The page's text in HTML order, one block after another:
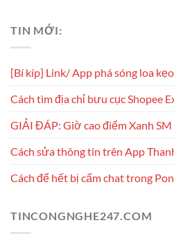
TIN MỚI:
[Bí kíp] Link/ App phá sóng loa
Cách tìm địa chỉ bưu cục Shopee
GIẢI ĐÁP: Giờ cao điểm Xanh SM
Cách sửa thông tin trên App
Cách để hết bị cấm chat trong
TINCONGNGHE247.COM